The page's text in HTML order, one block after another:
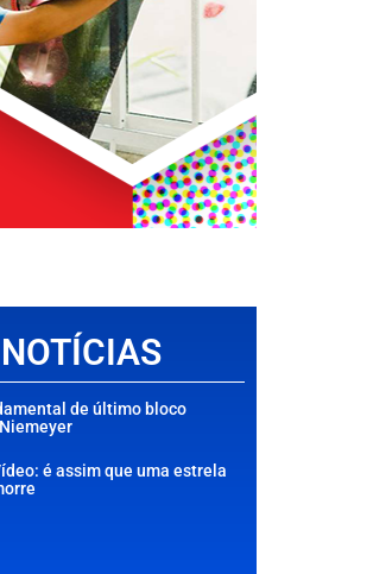
de último bloco
é assim que uma estrela